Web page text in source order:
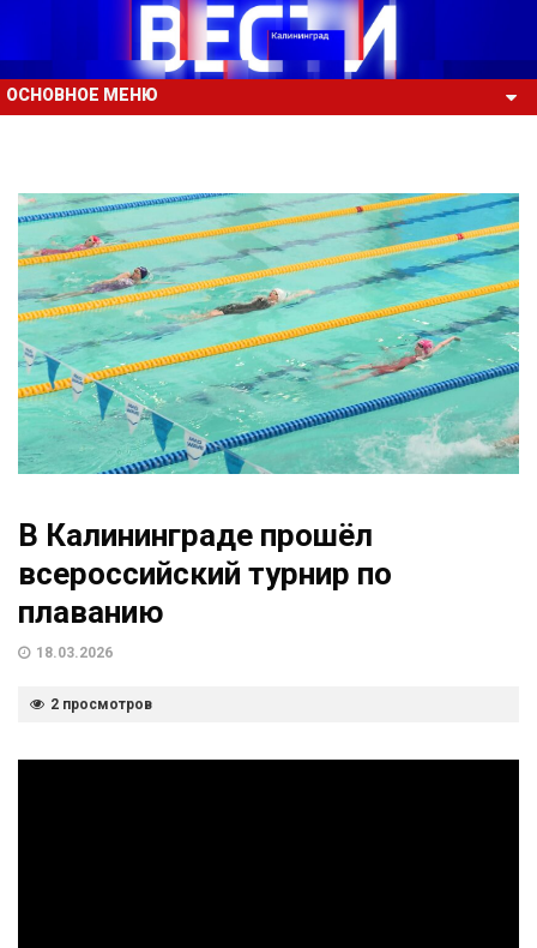
ОСНОВНОЕ МЕНЮ
В Калининграде прошёл
всероссийский турнир по
плаванию
18.03.2026
2 просмотров